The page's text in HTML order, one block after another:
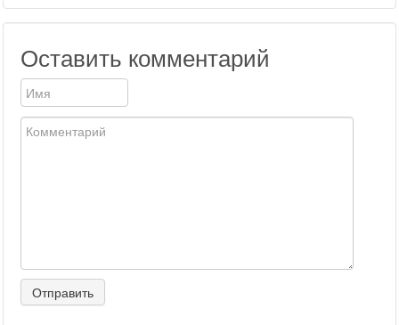
Оставить комментарий